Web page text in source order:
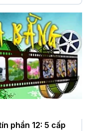
Thủ
lại
lần
phần 12: 5 cấp